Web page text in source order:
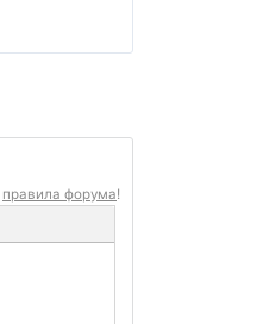
правила форума!